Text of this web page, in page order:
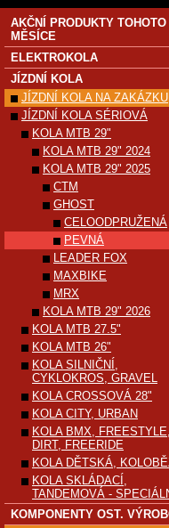
AKČNÍ PRODUKTY TOHOTO
MĚSÍCE
ELEKTROKOLA
JÍZDNÍ KOLA
JÍZDNÍ KOLA NA ZAKÁZKU
JÍZDNÍ KOLA SÉRIOVÁ
KOLA MTB 29"
KOLA MTB 29" 2024
KOLA MTB 29" 2025
CTM
GHOST
CELOODPRUŽENÁ
PEVNÁ
LEADER FOX
MAXBIKE
MRX
KOLA MTB 29" 2026
KOLA MTB 27.5"
KOLA MTB 26"
KOLA SILNIČNÍ,
CYKLOKROS, GRAVEL
KOLA CROSSOVÁ 28"
KOLA CITY, URBAN
KOLA BMX, FREESTYLE,
DIRT, FREERIDE
KOLA DĚTSKÁ,
KOLA SKLÁDACÍ,
TANDEMOVÁ -
KOMPONENTY OST.